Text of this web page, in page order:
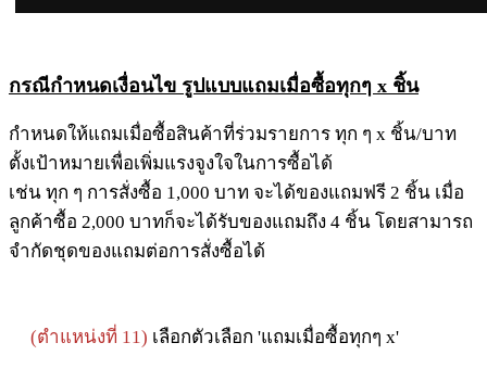
กรณีกำหนดเงื่อนไข รูปแบบแถมเมื่อซื้อทุกๆ x ชิ้น
กำหนดให้แถมเมื่อซื้อสินค้าที่ร่วมรายการ ทุก ๆ x ชิ้น/บาท
ตั้งเป้าหมายเพื่อเพิ่มแรงจูงใจในการซื้อได้
เช่น ทุก ๆ การสั่งซื้อ 1,000 บาท จะได้ของแถมฟรี 2 ชิ้น เมื่อ
ลูกค้าซื้อ 2,000 บาทก็จะได้รับของแถมถึง 4 ชิ้น โดยสามารถ
จำกัดชุดของแถมต่อการสั่งซื้อได้
(ตำแหน่งที่ 11) เลือกตัวเลือก 'แถมเมื่อซื้อทุกๆ x'